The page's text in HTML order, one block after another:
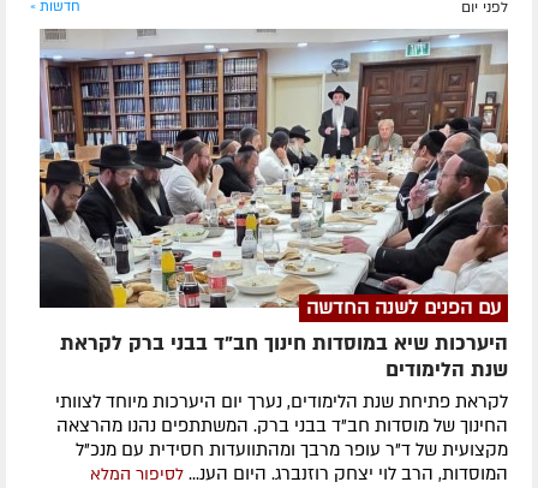
לפני יום חדשות »
עם הפנים לשנה החדשה
היערכות שיא במוסדות חינוך חב"ד בבני ברק לקראת
שנת הלימודים
לקראת פתיחת שנת הלימודים, נערך יום היערכות מיוחד לצוותי
החינוך של מוסדות חב"ד בבני ברק. המשתתפים נהנו מהרצאה
מקצועית של ד"ר עופר מרבך ומהתוועדות חסידית עם מנכ"ל
המוסדות, הרב לוי יצחק רוזנברג. היום הענ... לסיפור המלא